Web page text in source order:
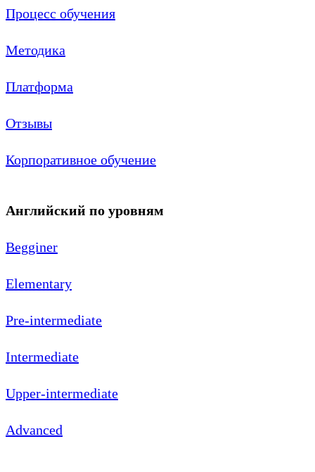
Процесс обучения
Методика
Платформа
Отзывы
Корпоративное обучение
Английский по уровням
Begginer
Elementary
Pre-intermediate
Intermediate
Upper-intermediate
Advanced